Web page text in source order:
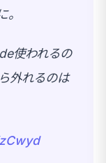
使われるの
外れるのは